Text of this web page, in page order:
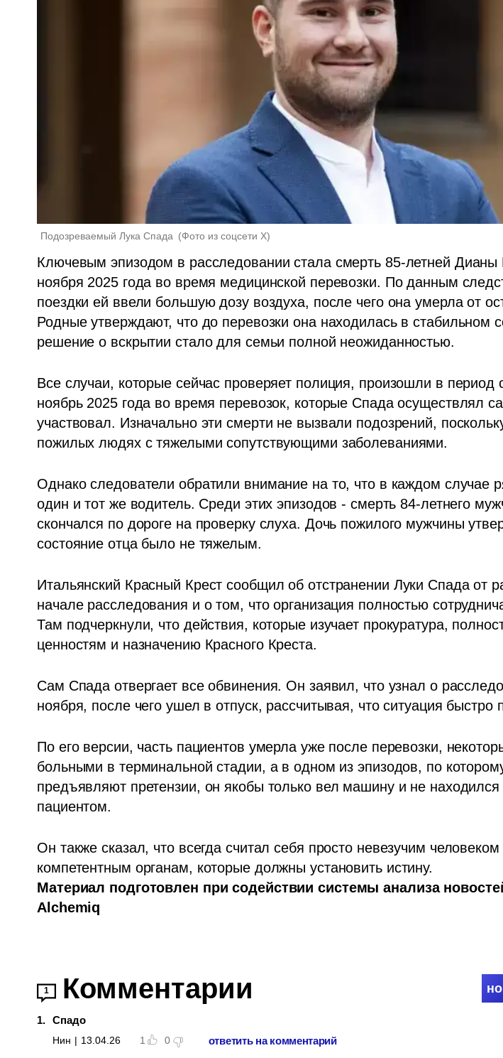
Подозреваемый Лука Спада (Фото из соцсети X)
Ключевым эпизодом в расследовании стала смерть 85-летней
ноября 2025 года во время медицинской перевозки. По данным
поездки ей ввели большую дозу воздуха, после чего она умерла от
Родные утверждают, что до перевозки она находилась в стабильном
решение о вскрытии стало для семьи полной неожиданностью.
Все случаи, которые сейчас проверяет полиция, произошли в период
ноябрь 2025 года во время перевозок, которые Спада осуществлял
участвовал. Изначально эти смерти не вызвали подозрений,
пожилых людях с тяжелыми сопутствующими заболеваниями.
Однако следователи обратили внимание на то, что в каждом случае
один и тот же водитель. Среди этих эпизодов - смерть 84-летнего
скончался по дороге на проверку слуха. Дочь пожилого мужчины
состояние отца было не тяжелым.
Итальянский Красный Крест сообщил об отстранении Луки Спада от
начале расследования и о том, что организация полностью
Там подчеркнули, что действия, которые изучает прокуратура,
ценностям и назначению Красного Креста.
Сам Спада отвергает все обвинения. Он заявил, что узнал о
ноября, после чего ушел в отпуск, рассчитывая, что ситуация быстро
По его версии, часть пациентов умерла уже после перевозки,
больными в терминальной стадии, а в одном из эпизодов, по
предъявляют претензии, он якобы только вел машину и не
пациентом.
Он также сказал, что всегда считал себя просто невезучим
Материал подготовлен при содействии системы анализа
Alchemiq
1 Комментарии
1. Спадо
Нин | 13.04.26 1 0 ответить на комментарий